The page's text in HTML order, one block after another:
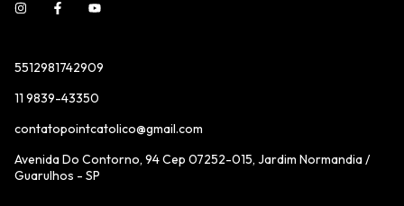
5512981742909
11 9839-43350
contatopointcatolico@gmail.com
Avenida Do Contorno, 94 Cep 07252-015, Jardim Normandia /
Guarulhos - SP